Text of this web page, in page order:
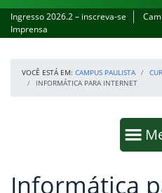
Ingresso 2026.2 – inscreva-se
Imprensa
VOCÊ ESTÁ EM: CAMPUS PAULISTA
INFORMÁTICA PARA INTERNET
Fim da navegação
Início do conteúdo
Informática